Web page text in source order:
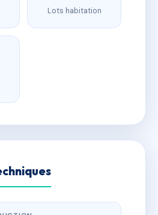
Lots habitation